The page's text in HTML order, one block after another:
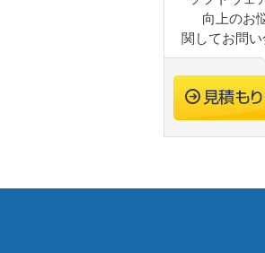
向上のお
関してお問